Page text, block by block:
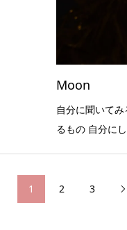
Moon
自分に聞いて
るもの 自分に
1 2 3 